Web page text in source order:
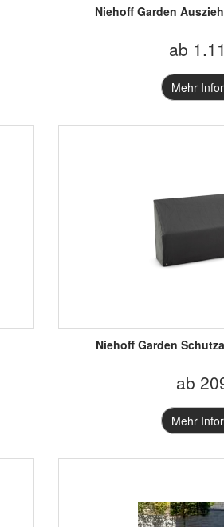
Niehoff Garden
ab
Mehr
Niehoff Garden
ab
Mehr